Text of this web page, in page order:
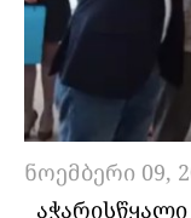
ნოემბერი 09,